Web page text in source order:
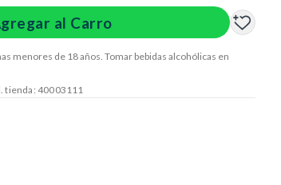
al Carro
menores de 18 años. Tomar bebidas alcohólicas en
tienda: 40003111